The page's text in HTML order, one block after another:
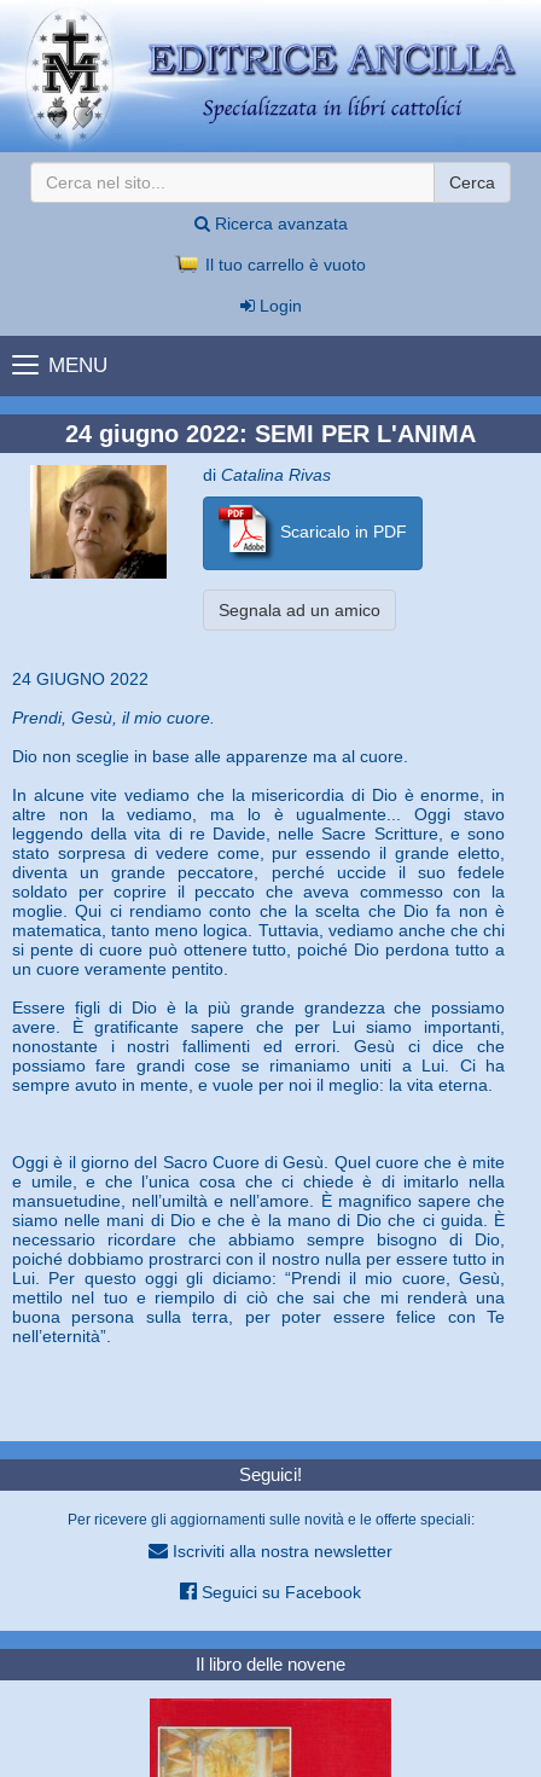
Cerca
Ricerca avanzata
Il tuo carrello è vuoto
Login
MENU
24 giugno 2022: SEMI PER L'ANIMA
di Catalina Rivas
Scaricalo in PDF
Segnala ad un amico
24 GIUGNO 2022
Prendi, Gesù, il mio cuore.
Dio non sceglie in base alle apparenze ma al cuore.
In alcune vite vediamo che la misericordia di Dio è enorme, in
altre non la vediamo, ma lo è ugualmente... Oggi stavo
leggendo della vita di re Davide, nelle Sacre Scritture, e sono
stato sorpresa di vedere come, pur essendo il grande eletto,
diventa un grande peccatore, perché uccide il suo fedele
soldato per coprire il peccato che aveva commesso con la
moglie. Qui ci rendiamo conto che la scelta che Dio fa non è
matematica, tanto meno logica. Tuttavia, vediamo anche che chi
si pente di cuore può ottenere tutto, poiché Dio perdona tutto a
un cuore veramente pentito.
Essere figli di Dio è la più grande grandezza che possiamo
avere. È gratificante sapere che per Lui siamo importanti,
nonostante i nostri fallimenti ed errori. Gesù ci dice che
possiamo fare grandi cose se rimaniamo uniti a Lui. Ci ha
sempre avuto in mente, e vuole per noi il meglio: la vita eterna.
Oggi è il giorno del Sacro Cuore di Gesù. Quel cuore che è mite
e umile, e che l’unica cosa che ci chiede è di imitarlo nella
mansuetudine, nell’umiltà e nell’amore. È magnifico sapere che
siamo nelle mani di Dio e che è la mano di Dio che ci guida. È
necessario ricordare che abbiamo sempre bisogno di Dio,
poiché dobbiamo prostrarci con il nostro nulla per essere tutto in
Lui. Per questo oggi gli diciamo: “Prendi il mio cuore, Gesù,
mettilo nel tuo e riempilo di ciò che sai che mi renderà una
buona persona sulla terra, per poter essere felice con Te
nell’eternità”.
Seguici!
Per ricevere gli aggiornamenti sulle novità e le offerte speciali:
Iscriviti alla nostra newsletter
Seguici su Facebook
Il libro delle novene